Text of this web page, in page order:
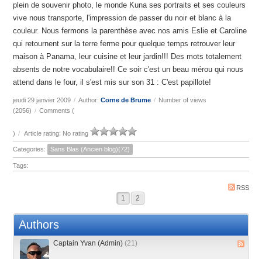
plein de souvenir photo, le monde Kuna ses portraits et ses couleurs
vive nous transporte, l'impression de passer du noir et blanc à la
couleur. Nous fermons la parenthèse avec nos amis Eslie et Caroline
qui retournent sur la terre ferme pour quelque temps retrouver leur
maison à Panama, leur cuisine et leur jardin!!! Des mots totalement
absents de notre vocabulaire!! Ce soir c'est un beau mérou qui nous
attend dans le four, il s'est mis sur son 31 : C'est papillote!
jeudi 29 janvier 2009 / Author:Corne de Brume / Number of views
(2056) / Comments (
) / Article rating: No rating
Categories: Sans Blas (Ancien blog)(72)
Tags:
RSS
1 2
Authors
Captain Yvan (Admin) (21)